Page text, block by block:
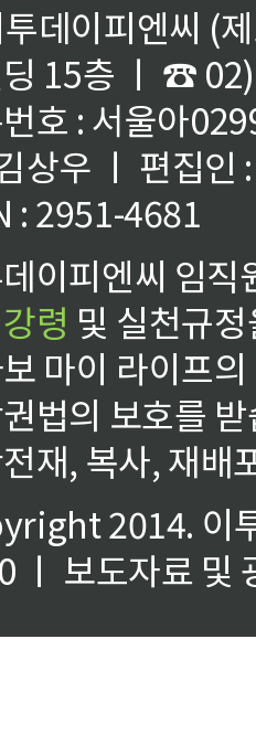
데이피엔씨 (
15층 ㅣ ☎
호 : 서울아
상우 ㅣ 편집인
: 2951-4681
이피엔씨 임
령 및 실천규
마이 라이프
법의 보호를
재, 복사, 재배
2014. 이
ㅣ 보도자료